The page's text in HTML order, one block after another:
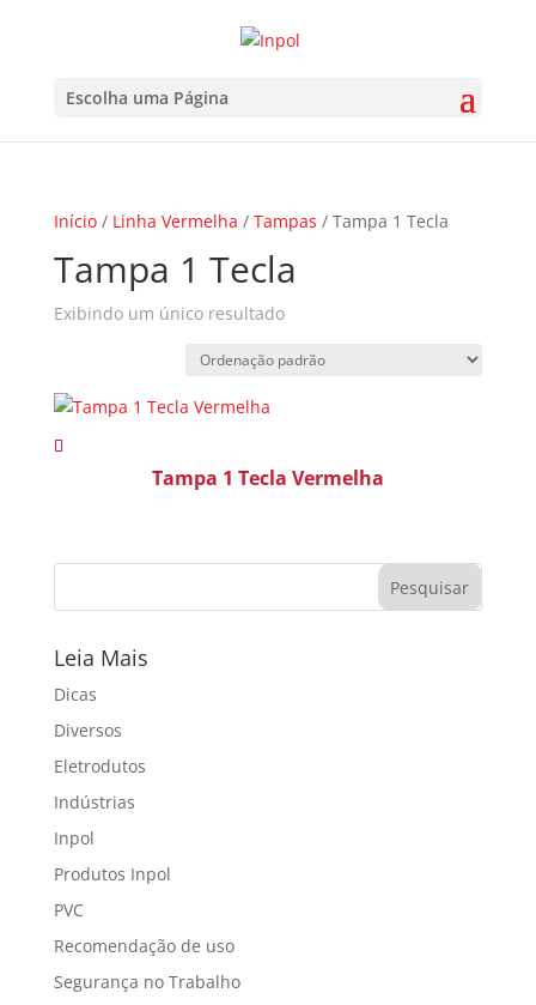
Escolha uma Página
Início/ Linha Vermelha / Tampas / Tampa 1 Tecla
Tampa 1 Tecla
Exibindo um único resultado
Tampa 1 Tecla Vermelha
Leia Mais
Dicas
Diversos
Eletrodutos
Indústrias
Inpol
Produtos Inpol
PVC
Recomendação de uso
Segurança no Trabalho